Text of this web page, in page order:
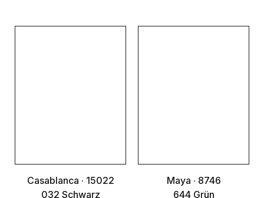
Casablanca · 15022
032 Schwarz
Maya · 8746
644 Grün